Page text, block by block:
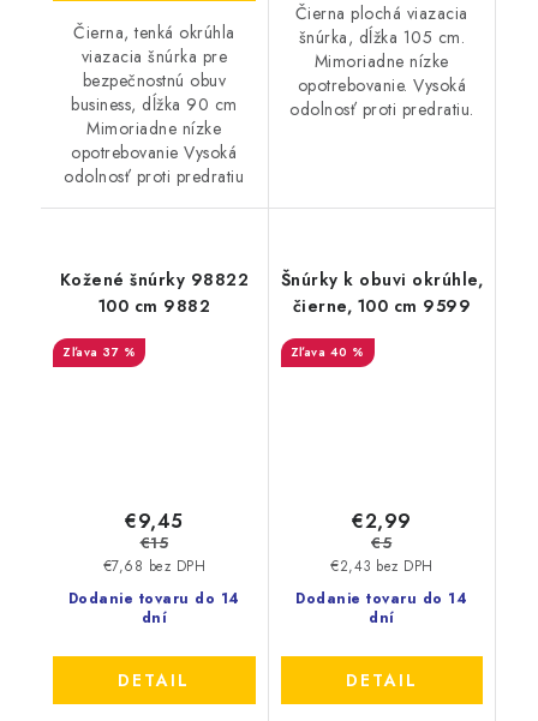
Čierna, tenká okrúhla
viazacia šnúrka pre
bezpečnostnú obuv
business, dĺžka 90 cm
Mimoriadne nízke
opotrebovanie Vysoká
odolnosť proti predratiu
Čierna plochá viazacia
šnúrka, dĺžka 105 cm.
Mimoriadne nízke
opotrebovanie. Vysoká
odolnosť proti predratiu.
Kožené šnúrky 98822
100 cm 9882
37 %
Dodanie tovaru do 14
dní
€7,68 bez DPH
€9,45
€15
DETAIL
Šnúrky k obuvi okrúhle,
čierne, 100 cm 9599
40 %
Dodanie tovaru do 14
dní
€2,43 bez DPH
€2,99
€5
DETAIL